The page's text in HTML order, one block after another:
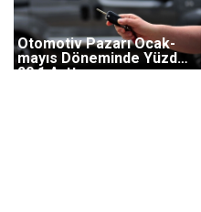
Otomotiv Pazarı Ocak-
mayıs Döneminde Yüzde
20,1 Arttı